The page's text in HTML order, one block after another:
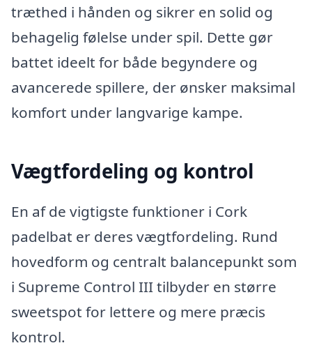
træthed i hånden og sikrer en solid og
behagelig følelse under spil. Dette gør
battet ideelt for både begyndere og
avancerede spillere, der ønsker maksimal
komfort under langvarige kampe.
Vægtfordeling og kontrol
En af de vigtigste funktioner i Cork
padelbat er deres vægtfordeling. Rund
hovedform og centralt balancepunkt som
i Supreme Control III tilbyder en større
sweetspot for lettere og mere præcis
kontrol.